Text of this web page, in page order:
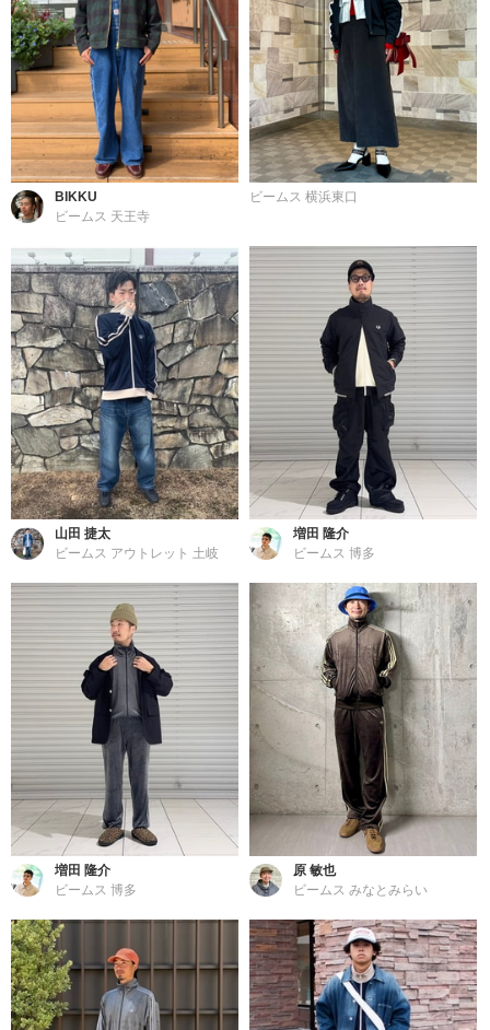
BIKKU
ビームス 天王寺
ビームス 横浜東口
山田 捷太
ビームス アウトレット 土岐
増田 隆介
ビームス 博多
増田 隆介
ビームス 博多
原 敏也
ビームス みなとみらい